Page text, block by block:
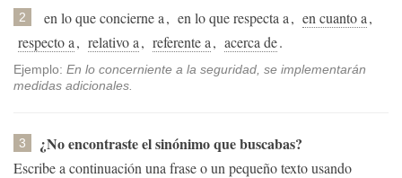
2 en lo que concierne a, en lo que respecta a, en cuanto a,
respecto a, relativo a, referente a, acerca de.
Ejemplo: En lo concerniente a la seguridad, se implementarán
medidas adicionales.
3 ¿No encontraste el sinónimo que buscabas?
Escribe a continuación una frase o un pequeño texto usando